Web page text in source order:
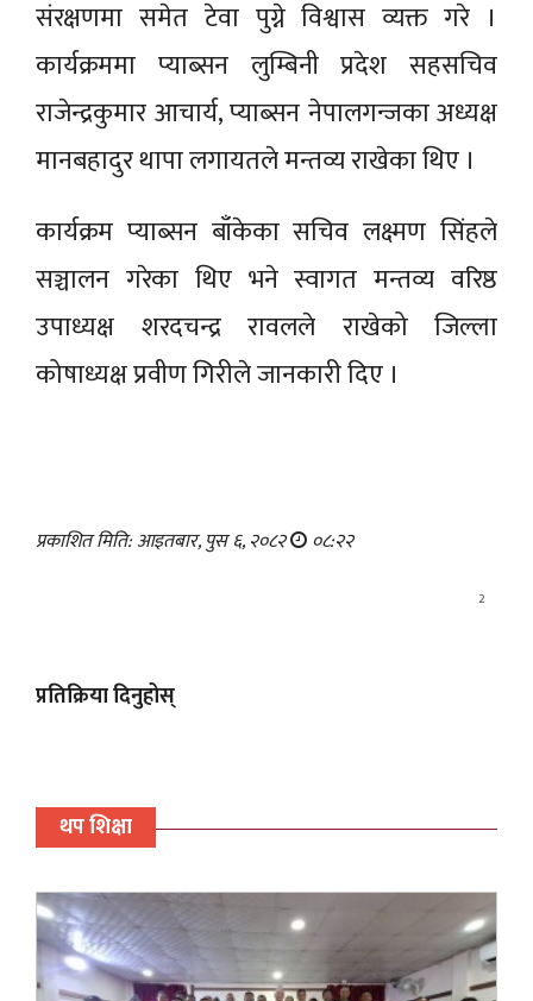
संरक्षणमा समेत टेवा पुग्ने विश्वास व्यक्त गरे ।
कार्यक्रममा प्याब्सन लुम्बिनी प्रदेश सहसचिव
राजेन्द्रकुमार आचार्य, प्याब्सन नेपालगन्जका अध्यक्ष
मानबहादुर थापा लगायतले मन्तव्य राखेका थिए ।
कार्यक्रम प्याब्सन बाँकेका सचिव लक्ष्मण सिंहले
सञ्चालन गरेका थिए भने स्वागत मन्तव्य वरिष्ठ
उपाध्यक्ष शरदचन्द्र रावलले राखेको जिल्ला
कोषाध्यक्ष प्रवीण गिरीले जानकारी दिए ।
प्रकाशित मिति: आइतबार, पुस ६, २०८२ ०८:२२
2
प्रतिक्रिया दिनुहोस्
थप शिक्षा